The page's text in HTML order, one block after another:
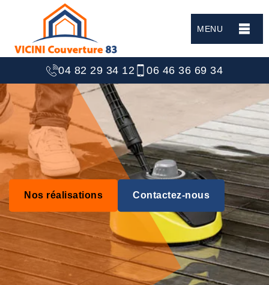
MENU
04 82 29 34 12 06 46 36 69 34
Nos réalisations Contactez-nous